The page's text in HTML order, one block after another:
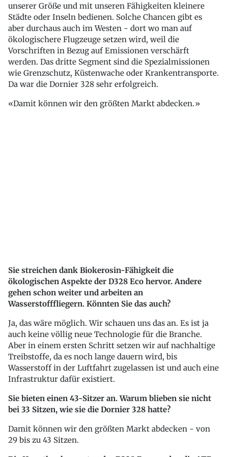
unserer Größe und mit unseren Fähigkeiten kleinere
Städte oder Inseln bedienen. Solche Chancen gibt es
aber durchaus auch im Westen - dort wo man auf
ökologischere Flugzeuge setzen wird, weil die
Vorschriften in Bezug auf Emissionen verschärft
werden. Das dritte Segment sind die Spezialmissionen
wie Grenzschutz, Küstenwache oder Krankentransporte.
Da war die Dornier 328 sehr erfolgreich.
Damit können wir den größten Markt abdecken.
Sie streichen dank Biokerosin-Fähigkeit die
ökologischen Aspekte der D328 Eco hervor. Andere
gehen schon weiter und arbeiten an
Wasserstofffliegern. Könnten Sie das auch?
Ja, das wäre möglich. Wir schauen uns das an. Es ist ja
auch keine völlig neue Technologie für die Branche.
Aber in einem ersten Schritt setzen wir auf nachhaltige
Treibstoffe, da es noch lange dauern wird, bis
Wasserstoff in der Luftfahrt zugelassen ist und auch eine
Infrastruktur dafür existiert.
Sie bieten einen 43-Sitzer an. Warum blieben sie nicht
bei 33 Sitzen, wie sie die Dornier 328 hatte?
Damit können wir den größten Markt abdecken - von
29 bis zu 43 Sitzen.